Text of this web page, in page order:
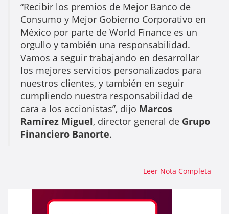
“Recibir los premios de Mejor Banco de
Consumo y Mejor Gobierno Corporativo en
México por parte de World Finance es un
orgullo y también una responsabilidad.
Vamos a seguir trabajando en desarrollar
los mejores servicios personalizados para
nuestros clientes, y también en seguir
cumpliendo nuestra responsabilidad de
cara a los accionistas”, dijo Marcos
Ramírez Miguel, director general de Grupo
Financiero Banorte.
Leer Nota Completa